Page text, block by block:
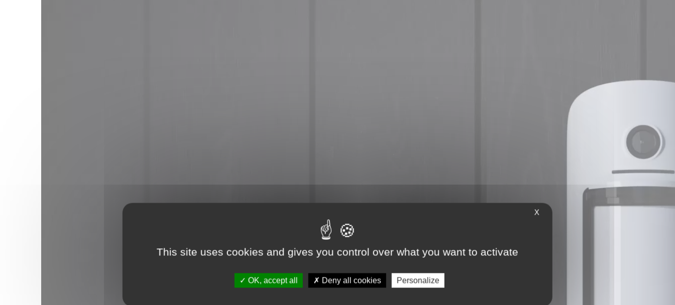
*
X
This site uses cookies and gives you control over what you want to activate
OK, accept all Deny all cookies Personalize